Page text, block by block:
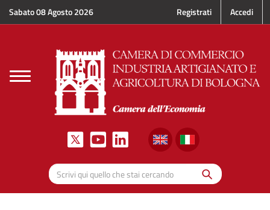
Sabato 08 Agosto 2026 Registrati Accedi
Toggle
navigation
Scrivi qui quello che stai cercando
Cerca